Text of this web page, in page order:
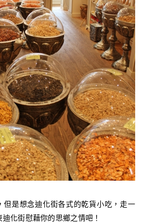
但是想念迪化街各式的乾貨小吃，走一
化街慰藉你的思鄉之情吧！